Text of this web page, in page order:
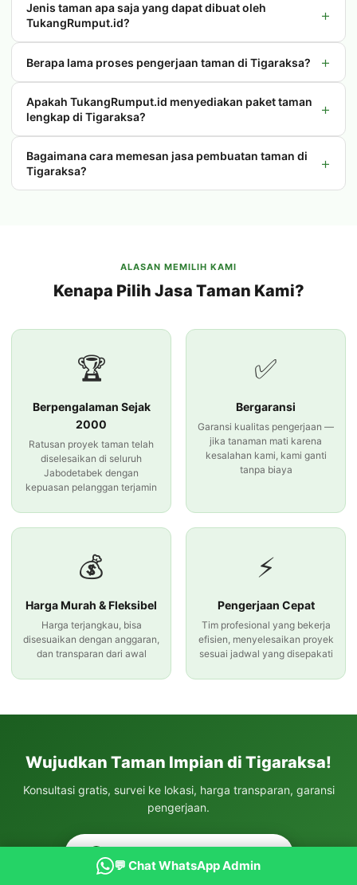
Jenis taman apa saja yang dapat dibuat oleh
TukangRumput.id?
+
Berapa lama proses pengerjaan taman di Tigaraksa? +
Apakah TukangRumput.id menyediakan paket taman
lengkap di Tigaraksa?
+
Bagaimana cara memesan jasa pembuatan taman di
Tigaraksa?
+
ALASAN MEMILIH KAMI
Kenapa Pilih Jasa Taman Kami?
🏆
Berpengalaman Sejak
2000
Ratusan proyek taman telah
diselesaikan di seluruh
Jabodetabek dengan
kepuasan pelanggan terjamin
✅
Bergaransi
Garansi kualitas pengerjaan —
jika tanaman mati karena
kesalahan kami, kami ganti
tanpa biaya
💰
Harga Murah & Fleksibel
Harga terjangkau, bisa
disesuaikan dengan anggaran,
dan transparan dari awal
⚡
Pengerjaan Cepat
Tim profesional yang bekerja
efisien, menyelesaikan proyek
sesuai jadwal yang disepakati
Wujudkan Taman Impian di Tigaraksa!
Konsultasi gratis, survei ke lokasi, harga transparan, garansi
pengerjaan.
💬 Chat WhatsApp Sekarang
💬 Chat WhatsApp Admin